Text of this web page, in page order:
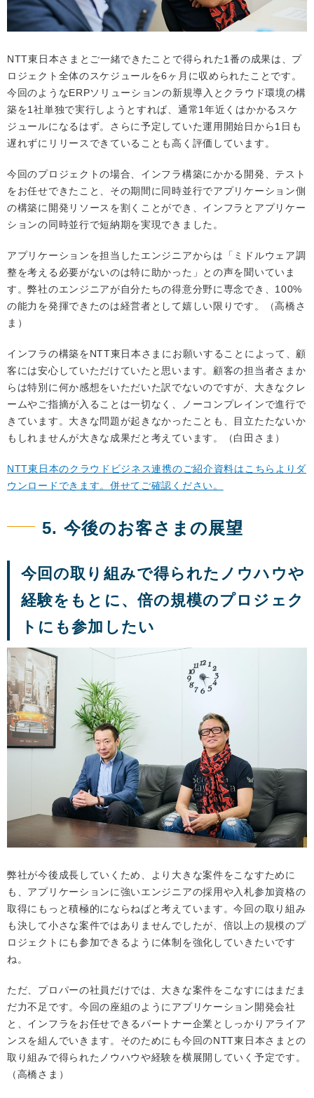
NTT東日本さまとご一緒できたことで得られた1番の成果は、プ
ロジェクト全体のスケジュールを6ヶ月に収められたことです。
今回のようなERPソリューションの新規導入とクラウド環境の構
築を1社単独で実行しようとすれば、通常1年近くはかかるスケ
ジュールになるはず。さらに予定していた運用開始日から1日も
遅れずにリリースできていることも高く評価しています。
今回のプロジェクトの場合、インフラ構築にかかる開発、テスト
をお任せできたこと、その期間に同時並行でアプリケーション側
の構築に開発リソースを割くことができ、インフラとアプリケー
ションの同時並行で短納期を実現できました。
アプリケーションを担当したエンジニアからは「ミドルウェア調
整を考える必要がないのは特に助かった」との声を聞いていま
す。弊社のエンジニアが自分たちの得意分野に専念でき、100%
の能力を発揮できたのは経営者として嬉しい限りです。（高橋さ
ま）
インフラの構築をNTT東日本さまにお願いすることによって、顧
客には安心していただけていたと思います。顧客の担当者さまか
らは特別に何か感想をいただいた訳でないのですが、大きなクレ
ームやご指摘が入ることは一切なく、ノーコンプレインで進行で
きています。大きな問題が起きなかったことも、目立たたないか
もしれませんが大きな成果だと考えています。（白田さま）
NTT東日本のクラウドビジネス連携のご紹介資料はこちらよりダ
ウンロードできます。併せてご確認ください。
5. 今後のお客さまの展望
今回の取り組みで得られたノウハウや
経験をもとに、倍の規模のプロジェク
トにも参加したい
弊社が今後成長していくため、より大きな案件をこなすために
も、アプリケーションに強いエンジニアの採用や入札参加資格の
取得にもっと積極的にならねばと考えています。今回の取り組み
も決して小さな案件ではありませんでしたが、倍以上の規模のプ
ロジェクトにも参加できるように体制を強化していきたいです
ね。
ただ、プロパーの社員だけでは、大きな案件をこなすにはまだま
だ力不足です。今回の座組のようにアプリケーション開発会社
と、インフラをお任せできるパートナー企業としっかりアライア
ンスを組んでいきます。そのためにも今回のNTT東日本さまとの
取り組みで得られたノウハウや経験を横展開していく予定です。
（高橋さま）